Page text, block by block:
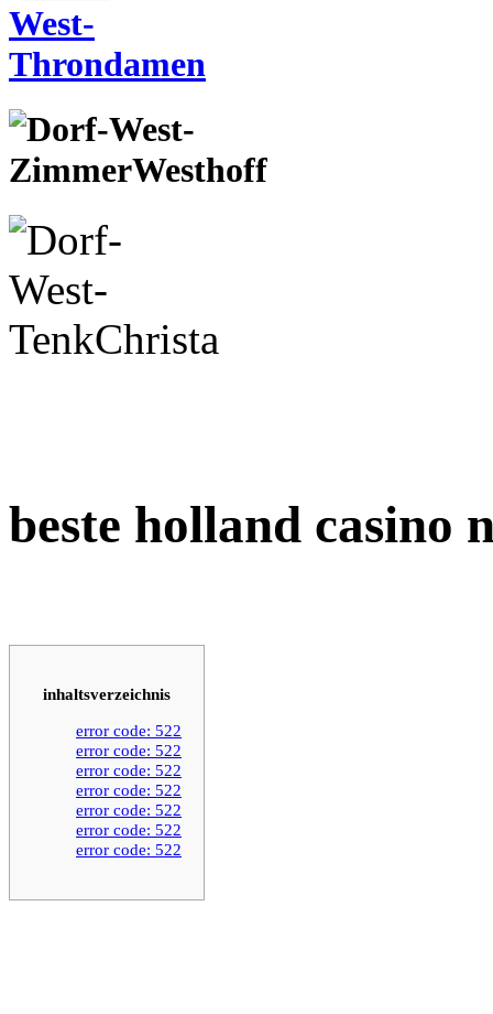
beste holland casino
inhaltsverzeichnis
error code: 522
error code: 522
error code: 522
error code: 522
error code: 522
error code: 522
error code: 522